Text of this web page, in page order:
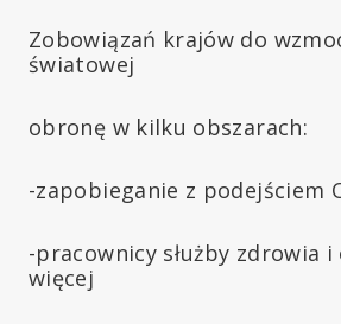
Zobowiązań krajów do
światowej
obronę w kilku obszarach:
-zapobieganie z podejściem
-pracownicy służby zdrowia
więcej